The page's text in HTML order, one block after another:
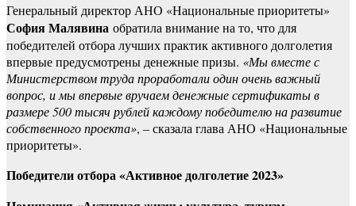
Генеральный директор АНО «Национальные приоритеты»
София Малявина обратила внимание на то, что для
победителей отбора лучших практик активного долголетия
впервые предусмотрены денежные призы. «Мы вместе с
Министерством труда проработали один очень важный
вопрос, и мы впервые вручаем денежные сертификаты в
размере 500 тысяч рублей каждому победителю на развитие
собственного проекта», – сказала глава АНО «Национальные
приоритеты».
Победители отбора «Активное долголетие 2023»